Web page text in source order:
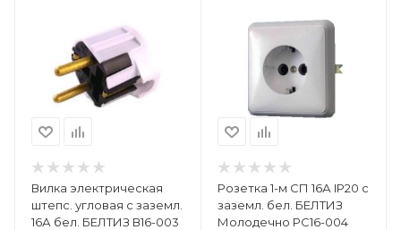
Вилка электрическая
штепс. угловая с заземл.
16А бел. БЕЛТИЗ В16-003
Розетка 1-м СП 16А IP20 с
заземл. бел. БЕЛТИЗ
Молодечно РС16-004